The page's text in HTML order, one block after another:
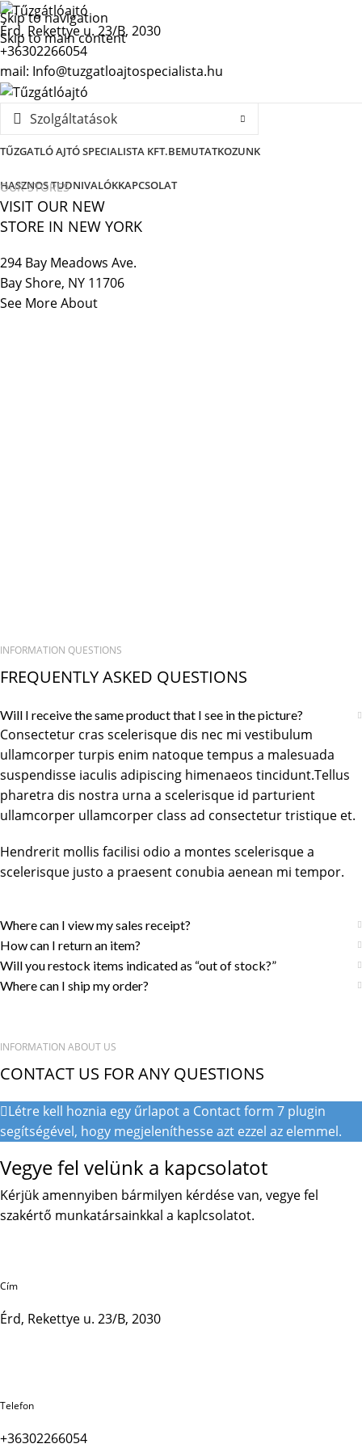
Skip to navigation
Skip to main content
Érd, Rekettye u. 23/B, 2030
+36302266054
mail: Info@tuzgatloajtospecialista.hu
Szolgáltatások
TŰZGATLÓ AJTÓ SPECIALISTA KFT.BEMUTATKOZUNK
HASZNOS TUDNIVALÓKKAPCSOLAT
OUR STORES
VISIT OUR NEW
STORE IN NEW YORK
294 Bay Meadows Ave.
Bay Shore, NY 11706
See More About
INFORMATION QUESTIONS
FREQUENTLY ASKED QUESTIONS
Will I receive the same product that I see in the picture?
Consectetur cras scelerisque dis nec mi vestibulum
ullamcorper turpis enim natoque tempus a malesuada
suspendisse iaculis adipiscing himenaeos tincidunt.Tellus
pharetra dis nostra urna a scelerisque id parturient
ullamcorper ullamcorper class ad consectetur tristique et.
Hendrerit mollis facilisi odio a montes scelerisque a
scelerisque justo a praesent conubia aenean mi tempor.
Where can I view my sales receipt?
How can I return an item?
Will you restock items indicated as “out of stock?”
Where can I ship my order?
INFORMATION ABOUT US
CONTACT US FOR ANY QUESTIONS
Létre kell hoznia egy űrlapot a Contact form 7 plugin
segítségével, hogy megjeleníthesse azt ezzel az elemmel.
Vegye fel velünk a kapcsolatot
Kérjük amennyiben bármilyen kérdése van, vegye fel
szakértő munkatársainkkal a kaplcsolatot.
Cím
Érd, Rekettye u. 23/B, 2030
Telefon
+36302266054